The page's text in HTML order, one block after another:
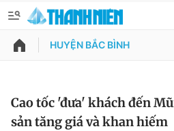
QUẢNG CÁO
Thông tin tài khoản
Đổi mật khẩu
HUYỆN BẮC BÌNH
Cao tốc 'đưa' khách đến
sản tăng giá và khan hiếm